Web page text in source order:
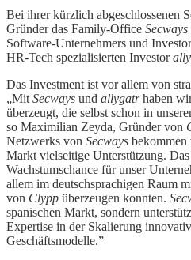
Bei ihrer kürzlich abgeschlossenen
Gründer das Family-Office Secways
Software-Unternehmers und
HR-Tech spezialisierten Investor
Das Investment ist vor allem von
„Mit Secways und allygatrhaben
überzeugt, die selbst schon in
so Maximilian Zeyda, Gründer von
Netzwerks von Secways bekommen
Markt vielseitige Unterstützung.
Wachstumschance für unser
allem im deutschsprachigen Raum
von Clypp überzeugen konnten.
spanischen Markt, sondern
Expertise in der Skalierung
Geschäftsmodelle.”